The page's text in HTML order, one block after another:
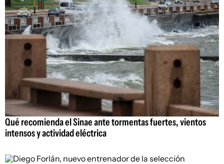
Qué recomienda el Sinae ante tormentas fuertes, vientos
intensos y actividad eléctrica